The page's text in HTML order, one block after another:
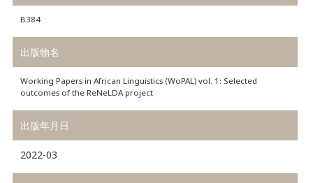
B384
出版物名
Working Papers in African Linguistics (WoPAL) vol. 1: Selected
outcomes of the ReNeLDA project
出版年月日
2022-03